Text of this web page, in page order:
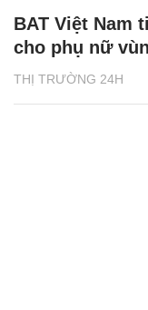
THỊ TRƯỜNG 24H
BAT Việt Nam
cho phụ nữ